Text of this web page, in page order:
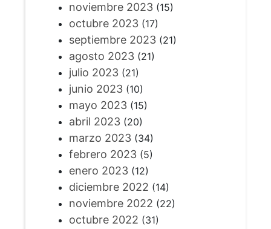
noviembre 2023(15)
octubre 2023(17)
septiembre 2023(21)
agosto 2023(21)
julio 2023(21)
junio 2023(10)
mayo 2023(15)
abril 2023(20)
marzo 2023(34)
febrero 2023(5)
enero 2023(12)
diciembre 2022 (14)
noviembre 2022 (22)
octubre 2022 (31)